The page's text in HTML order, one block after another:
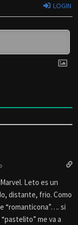
LOGIN
Leto es un
distante, frio. Como
“romanticona”…. si
me va a